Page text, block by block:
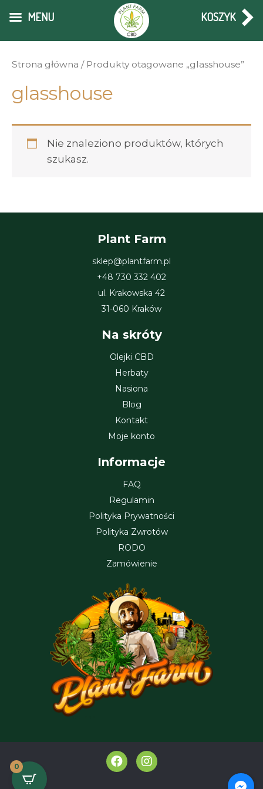
to
content
Strona główna / Produkty otagowane „glasshouse”
glasshouse
Nie znaleziono produktów, których
szukasz.
Plant Farm
sklep@plantfarm.pl
+48 730 332 402
ul. Krakowska 42
31-060 Kraków
Na skróty
Olejki CBD
Herbaty
Nasiona
Blog
Kontakt
Moje konto
Informacje
FAQ
Regulamin
Polityka Prywatności
Polityka Zwrotów
RODO
Zamówienie
F
a
I
n
0
MENU KOSZYK